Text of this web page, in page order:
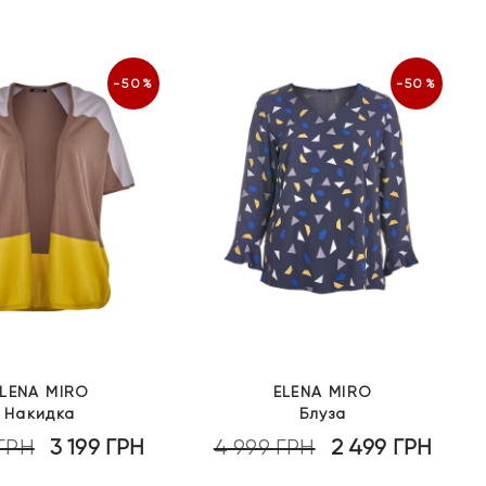
-50%
MIRO
Накидка
Оригінальна
3 199 ГРН
Поточна
-50%
ELENA MIRO
Блуза
4 999ГРН
Оригінальна
2 499 ГРН